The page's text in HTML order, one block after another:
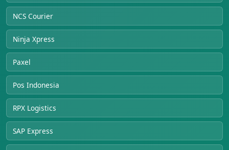
NCS Courier
Ninja Xpress
Paxel
Pos Indonesia
RPX Logistics
SAP Express